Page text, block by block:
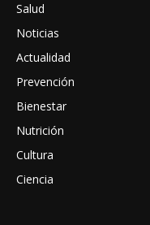
Salud
Noticias
Actualidad
Prevención
Bienestar
Nutrición
Cultura
Ciencia